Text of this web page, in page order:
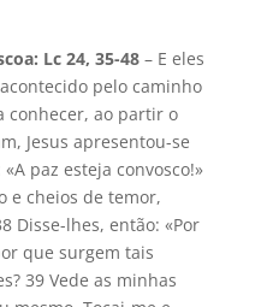
Lc 24, 35-48– E eles
pelo caminho
conhecer, ao partir o
Jesus apresentou-se
paz esteja convosco!»
e cheios de temor,
Disse-lhes, então: «Por
que surgem tais
39 Vede as minhas